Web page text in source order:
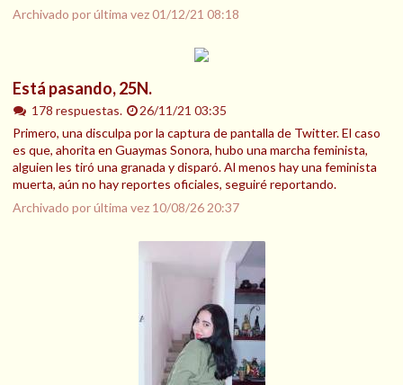
Archivado por última vez01/12/21 08:18
Está pasando, 25N.
178 respuestas.
26/11/21 03:35
Primero, una disculpa por la captura de pantalla de Twitter. El caso
es que, ahorita en Guaymas Sonora, hubo una marcha feminista,
alguien les tiró una granada y disparó. Al menos hay una feminista
muerta, aún no hay reportes oficiales, seguiré reportando.
Archivado por última vez 10/08/26 20:37